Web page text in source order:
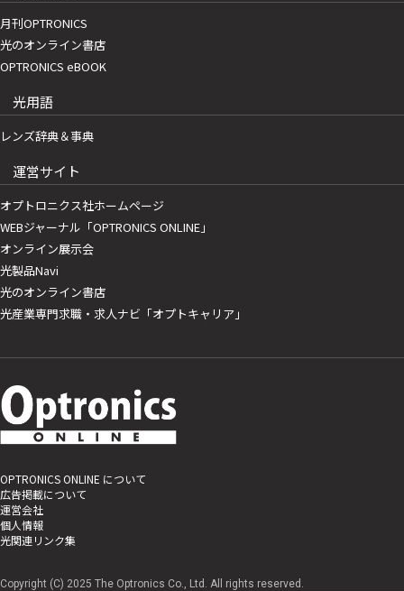
月刊OPTRONICS
光のオンライン書店
OPTRONICS eBOOK
光用語
レンズ辞典＆事典
運営サイト
オプトロニクス社ホームページ
WEBジャーナル「OPTRONICS ONLINE」
オンライン展示会
光製品Navi
光のオンライン書店
光産業専門求職・求人ナビ「オプトキャリア」
OPTRONICS ONLINE について
広告掲載について
運営会社
個人情報
光関連リンク集
Copyright (C) 2025 The Optronics Co., Ltd. All rights reserved.